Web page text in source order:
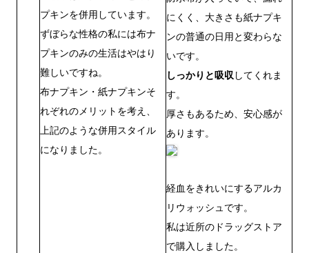
プキンを併用しています。
ずぼらな性格の私には布ナ
プキンのみの生活はやはり
難しいですね。
布ナプキン・紙ナプキンそ
れぞれのメリットを考え、
上記のような併用スタイル
になりました。
にくく、大きさも紙ナプキ
ンの普通の日用と変わらな
いです。
しっかりと吸収 してくれま
す。
厚さもあるため、安心感が
あります。
経血をきれいにするアルカ
リウォッシュです。
私は近所のドラッグストア
で購入しました。